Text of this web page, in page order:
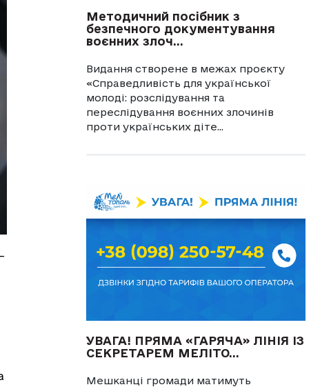
Методичний посібник з
безпечного документування
воєнних злоч...
Видання створене в межах проєкту
«Справедливість для української
молоді: розслідування та
переслідування воєнних злочинів
проти українських діте...
УВАГА! ПРЯМА «ГАРЯЧА» ЛІНІЯ ІЗ
СЕКРЕТАРЕМ МЕЛІТО...
Мешканці громади матимуть